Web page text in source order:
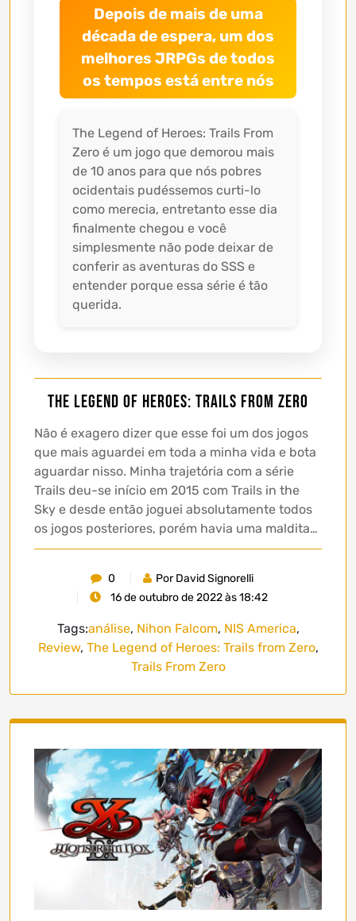
Depois de mais de uma
década de espera, um dos
melhores JRPGs de todos
os tempos está entre nós
The Legend of Heroes: Trails From
Zero é um jogo que demorou mais
de 10 anos para que nós pobres
ocidentais pudéssemos curti-lo
como merecia, entretanto esse dia
finalmente chegou e você
simplesmente não pode deixar de
conferir as aventuras do SSS e
entender porque essa série é tão
querida.
The Legend of Heroes: Trails From Zero
Não é exagero dizer que esse foi um dos jogos
que mais aguardei em toda a minha vida e bota
aguardar nisso. Minha trajetória com a série
Trails deu-se início em 2015 com Trails in the
Sky e desde então joguei absolutamente todos
os jogos posteriores, porém havia uma maldita…
0
Por David Signorelli
16 de outubro de 2022 às 18:42
Tags:análise, Nihon Falcom, NIS America,
Review, The Legend of Heroes: Trails from Zero,
Trails From Zero